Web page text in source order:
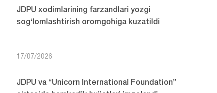
JDPU xodimlarining farzandlari yozgi
sog‘lomlashtirish oromgohiga kuzatildi
17/07/2026
JDPU va “Unicorn International Foundation”